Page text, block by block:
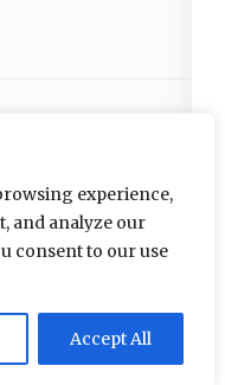
experience,
and analyze our
consent to our use
Accept All
Elegant Pink